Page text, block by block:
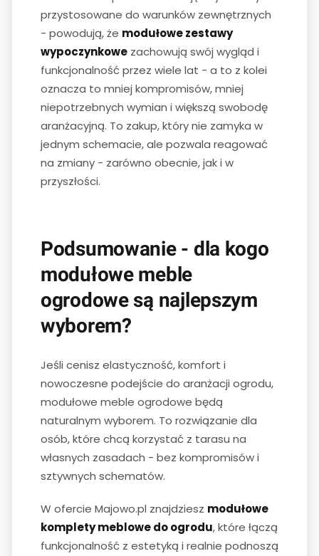
przystosowane do warunków zewnętrznych
- powodują, że modułowe zestawy
wypoczynkowe zachowują swój wygląd i
funkcjonalność przez wiele lat - a to z kolei
oznacza to mniej kompromisów, mniej
niepotrzebnych wymian i większą swobodę
aranżacyjną. To zakup, który nie zamyka w
jednym schemacie, ale pozwala reagować
na zmiany - zarówno obecnie, jak i w
przyszłości.
Podsumowanie - dla kogo
modułowe meble
ogrodowe są najlepszym
wyborem?
Jeśli cenisz elastyczność, komfort i
nowoczesne podejście do aranżacji ogrodu,
modułowe meble ogrodowe będą
naturalnym wyborem. To rozwiązanie dla
osób, które chcą korzystać z tarasu na
własnych zasadach - bez kompromisów i
sztywnych schematów.
W ofercie Majowo.pl znajdziesz modułowe
komplety meblowe do ogrodu, które łączą
funkcjonalność z estetyką i realnie podnoszą